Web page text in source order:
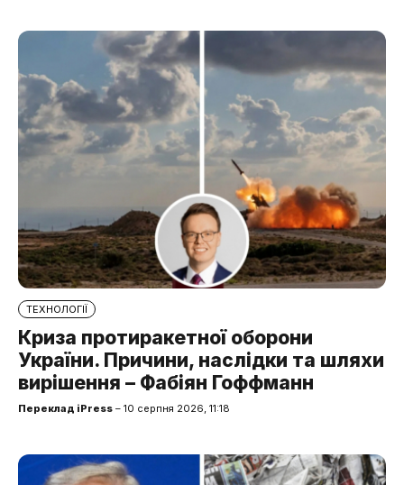
ТЕХНОЛОГІЇ
Криза протиракетної оборони
України. Причини, наслідки та шляхи
вирішення – Фабіян Гоффманн
Переклад iPress – 10 серпня 2026, 11:18